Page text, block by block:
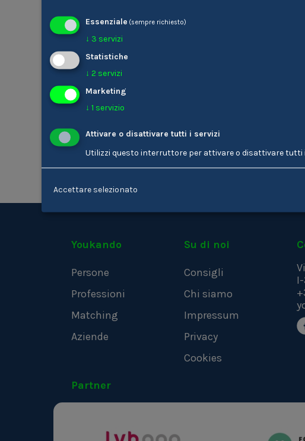
Offerte di
Youkando
Persone
Professioni
Matching
Aziende
Su di noi
Consigli
Chi siamo
Impressum
Privacy
Cookies
Partner
Essenziale (sempre richiesto)
↓ 3 servizi
Statistiche
↓ 2 servizi
Marketing
↓ 1 servizio
Attivare o disattivare tutti i servizi
Utilizzi questo interruttore per attivare o disattivare tutti
Accettare selezionato